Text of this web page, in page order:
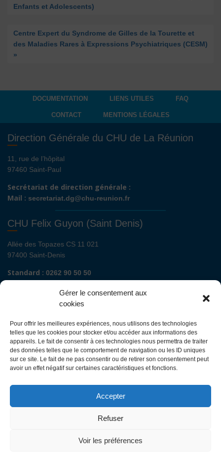
Gérer le consentement aux
cookies
Pour offrir les meilleures expériences, nous utilisons des technologies
telles que les cookies pour stocker et/ou accéder aux informations des
appareils. Le fait de consentir à ces technologies nous permettra de traiter
des données telles que le comportement de navigation ou les ID uniques
sur ce site. Le fait de ne pas consentir ou de retirer son consentement peut
avoir un effet négatif sur certaines caractéristiques et fonctions.
Accepter
Refuser
Voir les préférences
Enfants et Adolescents)
Centre Expert du Syndrome de Gilles de la Tourette et
des Maladies Rares à Expressions Psychiatriques (CESM)
»
DOCUMENTATION LIENS UTILES FAQ
CONTACT MENTIONS LÉGALES
Direction Générale du CHU de La Réunion
11, rue de l’hôpital
97460 Saint-Paul
Secrétariat de direction générale :
Mail : secretariat.dg@chu-reunion.fr
CHU Felix Guyon (Saint Denis)
Allée des Topazes CS 11 021
97400 Saint-Denis
Standard : 0262 90 50 50
Renseignements admissions :
Secrétariat de direction de site :
direction.fguyon@chu-reunion.fr
CHU de La Réunion sites Sud (Saint-Pierre
- St Joseph - Le Tampon - St Louis - Cilaos)
Avenue François Mitterrand
BP 350
97448 Saint-Pierre Cedex
Secrétariat de direction des sites :